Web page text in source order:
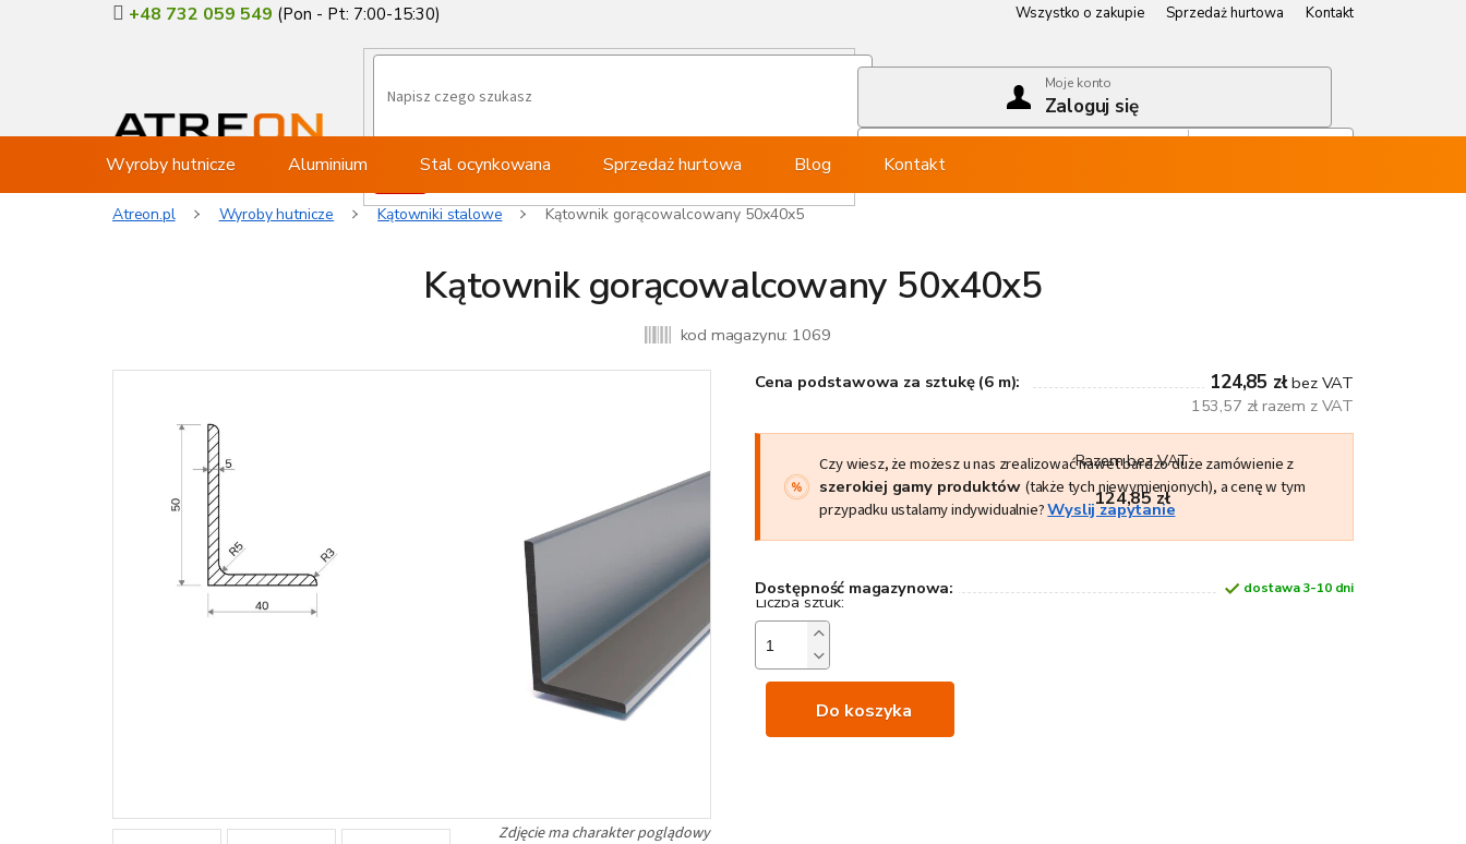
+48 732 059 549 Wszystko o zakupie Sprzedaż hurtowa
Kontakt
Moje konto
Zaloguj się
Wyroby hutnicze Aluminium Stal ocynkowana Sprzedaż hurtowa Blog Kontakt
Atreon.pl Wyroby hutnicze Kątowniki stalowe Kątownik gorącowalcowany 50x40x5
Kątownik gorącowalcowany 50x40x5
kod magazynu: 1069
Cena podstawowa za sztukę (6 m): 124,85 złbez VAT
153,57 zł razem z VAT
Czy wiesz, że możesz u nas zrealizować nawet bardzo duże zamówienie z
szerokiej gamy produktów (także tych niewymienionych), a cenę w tym
przypadku ustalamy indywidualnie?Wyslij zapytanie
Dostępność magazynowa: dostawa 3-10 dni
Do koszyka
Razem bez VAT
124,85 zł